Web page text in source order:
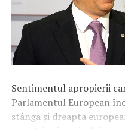
Sentimentul apropierii
Parlamentul European
stânga și dreapta